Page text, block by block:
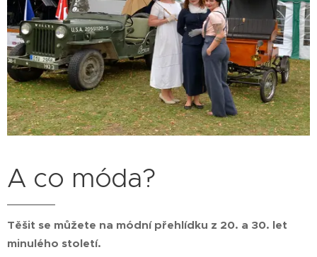
A co móda?
Těšit se můžete na módní přehlídku z 20. a 30. let
minulého století.